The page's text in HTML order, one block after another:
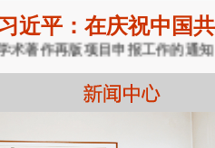
近平：在庆祝中国
再版项目申报工作的通知